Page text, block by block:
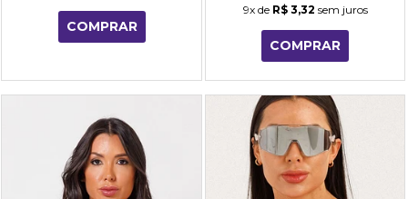
COMPRAR
9xde R$ 3,32 sem juros
COMPRAR